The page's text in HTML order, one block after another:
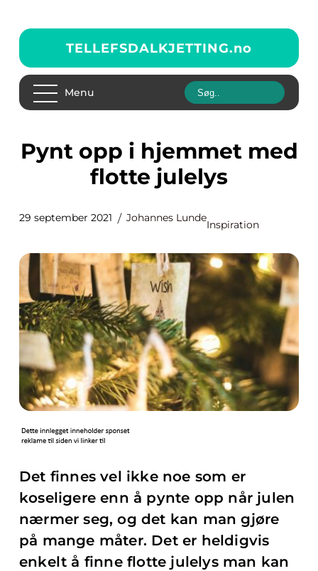
TELLEFSDALKJETTING.no
Menu
Pynt opp i hjemmet med
flotte julelys
29 september 2021 Johannes Lunde
Inspiration
Det finnes vel ikke noe som er
koseligere enn å pynte opp når julen
nærmer seg, og det kan man gjøre
på mange måter. Det er heldigvis
enkelt å finne flotte julelys man kan